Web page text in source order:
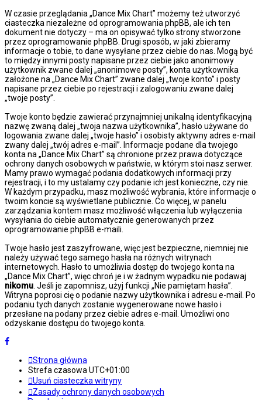
W czasie przeglądania „Dance Mix Chart” możemy też utworzyć
ciasteczka niezależne od oprogramowania phpBB, ale ich ten
dokument nie dotyczy – ma on opisywać tylko strony stworzone
przez oprogramowanie phpBB. Drugi sposób, w jaki zbieramy
informacje o tobie, to dane wysyłane przez ciebie do nas. Mogą być
to między innymi posty napisane przez ciebie jako anonimowy
użytkownik zwane dalej „anonimowe posty”, konta użytkownika
założone na „Dance Mix Chart” zwane dalej „twoje konto” i posty
napisane przez ciebie po rejestracji i zalogowaniu zwane dalej
„twoje posty”.
Twoje konto będzie zawierać przynajmniej unikalną identyfikacyjną
nazwę zwaną dalej „twoja nazwa użytkownika”, hasło używane do
logowania zwane dalej „twoje hasło” i osobisty aktywny adres e-mail
zwany dalej „twój adres e-mail”. Informacje podane dla twojego
konta na „Dance Mix Chart” są chronione przez prawa dotyczące
ochrony danych osobowych w państwie, w którym stoi nasz serwer.
Mamy prawo wymagać podania dodatkowych informacji przy
rejestracji, i to my ustalamy czy podanie ich jest konieczne, czy nie.
W każdym przypadku, masz możliwość wybrania, które informacje o
twoim koncie są wyświetlane publicznie. Co więcej, w panelu
zarządzania kontem masz możliwość włączenia lub wyłączenia
wysyłania do ciebie automatycznie generowanych przez
oprogramowanie phpBB e-maili.
Twoje hasło jest zaszyfrowane, więc jest bezpieczne, niemniej nie
należy używać tego samego hasła na różnych witrynach
internetowych. Hasło to umożliwia dostęp do twojego konta na
„Dance Mix Chart”, więc chroń je i w żadnym wypadku nie podawaj
nikomu . Jeśli je zapomnisz, użyj funkcji „Nie pamiętam hasła”.
Witryna poprosi cię o podanie nazwy użytkownika i adresu e-mail. Po
podaniu tych danych zostanie wygenerowane nowe hasło i
przesłane na podany przez ciebie adres e-mail. Umożliwi ono
odzyskanie dostępu do twojego konta.
Strona główna
Strefa czasowa UTC+01:00
Usuń ciasteczka witryny
Zasady ochrony danych osobowych